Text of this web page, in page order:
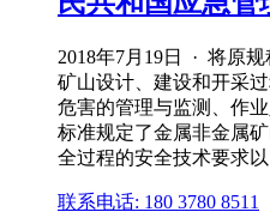
2018年7月19日 · 将原
矿山设计、建设和开采
危害的管理与监测、作
标准规定了金属非金属
全过程的安全技术要求
联系电话: 180 3780 8511